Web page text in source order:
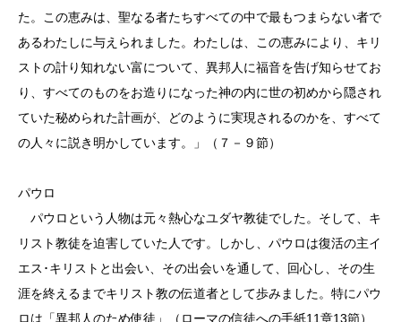
た。この恵みは、聖なる者たちすべての中で最もつまらない者で
あるわたしに与えられました。わたしは、この恵みにより、キリ
ストの計り知れない富について、異邦人に福音を告げ知らせてお
り、すべてのものをお造りになった神の内に世の初めから隠され
ていた秘められた計画が、どのように実現されるのかを、すべて
の人々に説き明かしています。」（７－９節）
パウロ
パウロという人物は元々熱心なユダヤ教徒でした。そして、キ
リスト教徒を迫害していた人です。しかし、パウロは復活の主イ
エス･キリストと出会い、その出会いを通して、回心し、その生
涯を終えるまでキリスト教の伝道者として歩みました。特にパウ
ロは「異邦人のため使徒」（ローマの信徒への手紙11章13節）